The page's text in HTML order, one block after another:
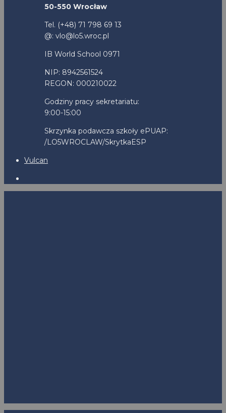
50-550 Wrocław
Tel. (+48) 71 798 69 13
@: vlo@lo5.wroc.pl
IB World School 0971
NIP: 8942561524
REGON: 000210022
Godziny pracy sekretariatu:
9:00-15:00
Skrzynka podawcza szkoły ePUAP:
/LO5WROCLAW/SkrytkaESP
Vulcan